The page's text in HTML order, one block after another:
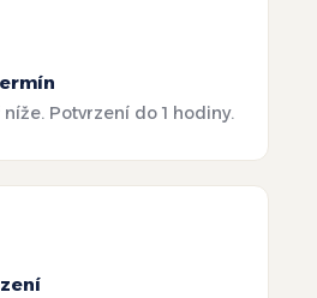
Potvrzení do 1 hodiny.